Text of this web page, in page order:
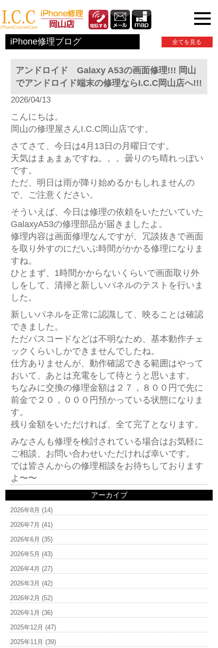
iPhone修理ブログ 全てを見る
アンドロイド Galaxy A53の画面修理!!! 岡山
でアンドロイド端末の修理ならI.C.C岡山店へ!!!
2026/04/13
こんにちは。
岡山の修理屋さんI.C.C岡山店です。
さてさて、今日は4月13日の月曜日です。
天気はまぁまぁですね。。。曇りのち晴れっぽい
です。
ただ、明日は雨が降り始めるかもしれませんの
で、ご注意ください。
そういえば、今日は修理の依頼をいただいていた
GalaxyA53の修理部品が届きましたよ。
修理内容は画面修理なんですが、冗談抜きで画面
を取り外すのにだいぶ時間がかかる修理になりま
すね。
ひとまず、1時間かからないくらいで画面取り外
しをして、清掃と新しいパネルのテストを行いま
した。
新しいパネルを正常に認識して、映ることは確認
できました。
ただパスコードなどは不明なため、基本動作チェ
ックくらいしかできませんでしたね。
仕方ありませんが、動作確認できる範囲はやって
おいて、あとは充電をして待とうと思います。
ちなみに交換の修理金額は２７，８００円で先に
前金で２０，０００円預かっている状態になりま
す。
残り金額をいただければ、全て完了となります。
みなさんも修理を検討されている場合はお気軽に
ご相談、お問い合わせいただければ幸いです。
では皆さんからの修理相談をお待ちしております
よ〜〜
アーカイブ
2026年8月 (14)
2026年7月 (41)
2026年6月 (35)
2026年5月 (43)
2026年4月 (27)
2026年3月 (42)
2026年2月 (52)
2026年1月 (36)
2025年12月 (47)
2025年11月 (39)